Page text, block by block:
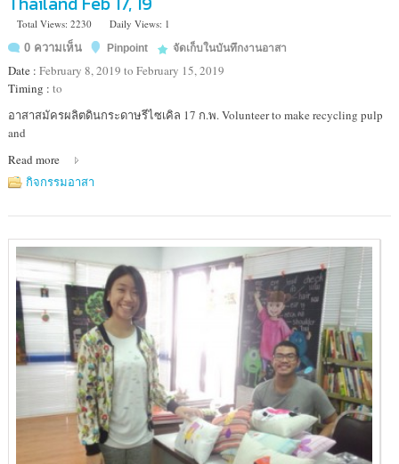
Total Views: 2230
Daily Views: 1
0 ความเห็น
Pinpoint จัดเก็บในบันทึกงานอาสา
Date : February 8, 2019 to February 15, 2019
Timing : to
Location
:
ห้อง
สุจิต
อาคาร
มูลนิธิ
อาสา
สมัคร
เพื่อ
สังคม
@
Thai
Volunteer
Bldg.
อาสาสมัครผลิตดินกระดาษรีไซเคิล 17 ก.พ. Volunteer to make recycling pulp
and
Read more
กิจกรรมอาสา